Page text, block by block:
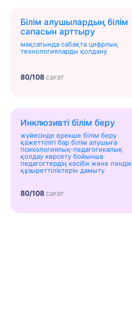
Білім алушылардың білім
сапасын арттыру
мақсатында сабақта цифрлық
технологияларды қолдану
80/108сағат
Инклюзивті білім беру
жүйесінде ерекше білім беру
қажеттілігі бар білім алушыға
психологиялық-педагогикалық
қолдау көрсету бойынша
педагогтердің кәсіби және пәндік
құзыреттіліктерін дамыту
80/108сағат